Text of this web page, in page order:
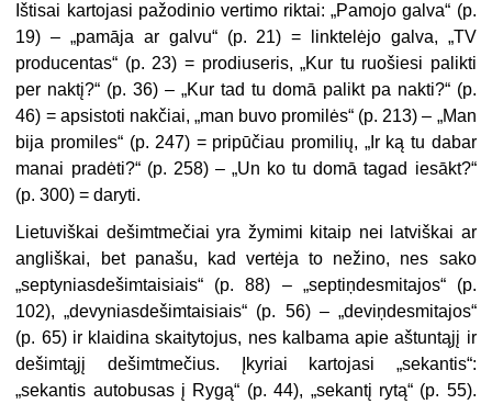
Ištisai kartojasi pažodinio vertimo riktai: „Pamojo galva“ (p.
19) – „pamāja ar galvu“ (p. 21) = linktelėjo galva, „TV
producentas“ (p. 23) = prodiuseris, „Kur tu ruošiesi palikti
per naktį?“ (p. 36) – „Kur tad tu domā palikt pa nakti?“ (p.
46) = apsistoti nakčiai, „man buvo promilės“ (p. 213) – „Man
bija promiles“ (p. 247) = pripūčiau promilių, „Ir ką tu dabar
manai pradėti?“ (p. 258) – „Un ko tu domā tagad iesākt?“
(p. 300) = daryti.
Lietuviškai dešimtmečiai yra žymimi kitaip nei latviškai ar
angliškai, bet panašu, kad vertėja to nežino, nes sako
„septyniasdešimtaisiais“ (p. 88) – „septiņdesmitajos“ (p.
102), „devyniasdešimtaisiais“ (p. 56) – „deviņdesmitajos“
(p. 65) ir klaidina skaitytojus, nes kalbama apie aštuntąjį ir
dešimtąjį dešimtmečius. Įkyriai kartojasi „sekantis“:
„sekantis autobusas į Rygą“ (p. 44), „sekantį rytą“ (p. 55).